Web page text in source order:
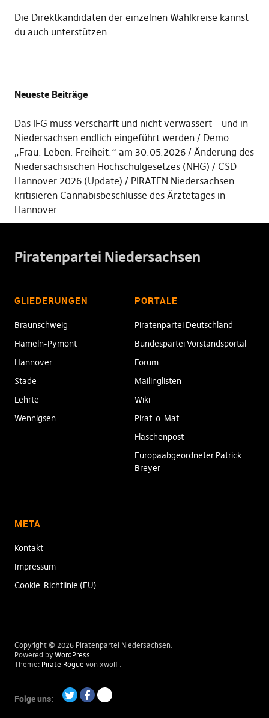
Die Direktkandidaten der einzelnen Wahlkreise kannst
du auch unterstützen.
Neueste Beiträge
Das IFG muss verschärft und nicht verwässert – und in
Niedersachsen endlich eingeführt werden
Demo
„Frau. Leben. Freiheit.“ am 30.05.2026
Änderung des
Niedersächsischen Hochschulgesetzes (NHG)
CSD
Hannover 2026 (Update)
PIRATEN Niedersachsen
kritisieren Cannabisbeschlüsse des Ärztetages in
Hannover
Piratenpartei Niedersachsen
GLIEDERUNGEN
Braunschweig
Hameln-Pymont
Hannover
Stade
Lehrte
Wennigsen
PORTALE
Piratenpartei Deutschland
Bundespartei Vorstandsportal
Forum
Mailinglisten
Wiki
Pirat-o-Mat
Flaschenpost
Europaabgeordneter Patrick
Breyer
META
Kontakt
Impressum
Cookie-Richtlinie (EU)
Copyright © 2026 Piratenpartei Niedersachsen
Powered by WordPress
Theme: Pirate Rogue von xwolf
Folge uns: